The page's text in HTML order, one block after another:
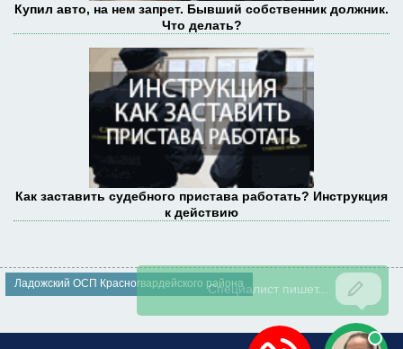
Купил авто, на нем запрет. Бывший собственник должник.
Что делать?
Как заставить судебного пристава работать? Инструкция
к действию
Ладожский ОСП Красногвардейского района